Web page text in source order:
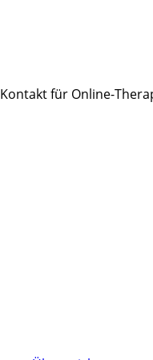
Kontakt für Online-